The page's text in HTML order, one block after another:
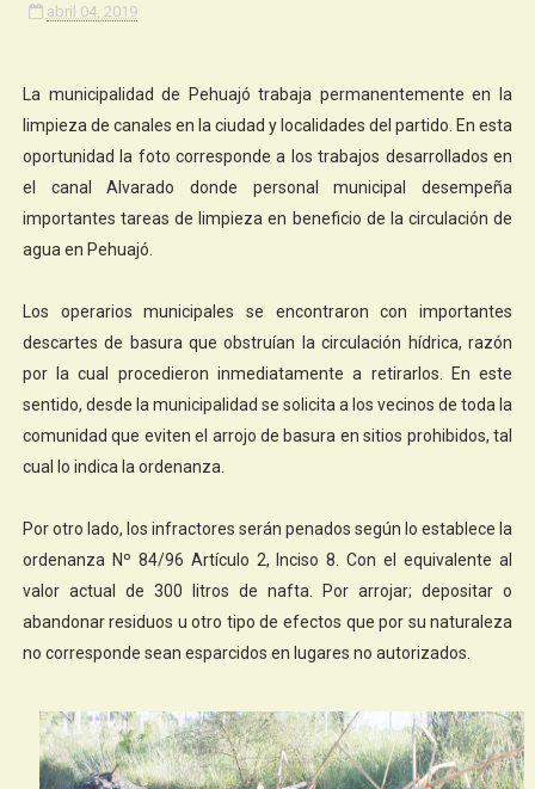
abril 04, 2019
La municipalidad de Pehuajó trabaja permanentemente en la
limpieza de canales en la ciudad y localidades del partido. En esta
oportunidad la foto corresponde a los trabajos desarrollados en
el canal Alvarado donde personal municipal desempeña
importantes tareas de limpieza en beneficio de la circulación de
agua en Pehuajó.
Los operarios municipales se encontraron con importantes
descartes de basura que obstruían la circulación hídrica, razón
por la cual procedieron inmediatamente a retirarlos. En este
sentido, desde la municipalidad se solicita a los vecinos de toda la
comunidad que eviten el arrojo de basura en sitios prohibidos, tal
cual lo indica la ordenanza.
Por otro lado, los infractores serán penados según lo establece la
ordenanza Nº 84/96 Artículo 2, Inciso 8. Con el equivalente al
valor actual de 300 litros de nafta. Por arrojar; depositar o
abandonar residuos u otro tipo de efectos que por su naturaleza
no corresponde sean esparcidos en lugares no autorizados.